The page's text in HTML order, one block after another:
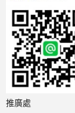
推廣處